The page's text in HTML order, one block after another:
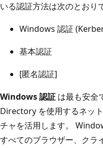
いる認証方法は次のとおり
Windows 認証
基本認証
[匿名認証]
Windows 認証 は最も安全
Directory を使用するネッ
チャを活用します。
すべてのブラウザー、クラ